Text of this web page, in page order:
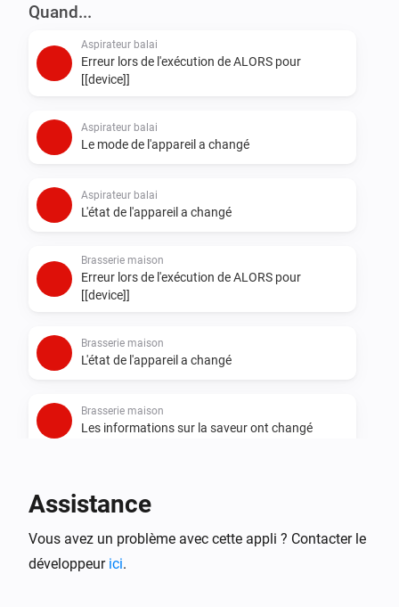
Quand...
Aspirateur balai
Erreur lors de l'exécution de ALORS pour
[[device]]
Aspirateur balai
Le mode de l'appareil a changé
Aspirateur balai
L'état de l'appareil a changé
Brasserie maison
Erreur lors de l'exécution de ALORS pour
[[device]]
Brasserie maison
L'état de l'appareil a changé
Brasserie maison
Les informations sur la saveur ont changé
Les informations sur l'huile de houblon ont
changé
Brasserie maison
Assistance
Vous avez un problème avec cette appli ? Contacter le
développeur ici.